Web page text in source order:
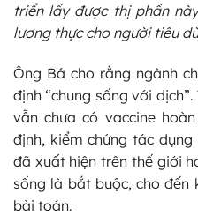
triển lấy được thị phần
lương thực cho người tiêu
Ông Bá cho rằng ngành
định “chung sống với
vẫn chưa có vaccine
định, kiểm chứng tác
đã xuất hiện trên thế giới
sống là bắt buộc, cho đến
bài toán.